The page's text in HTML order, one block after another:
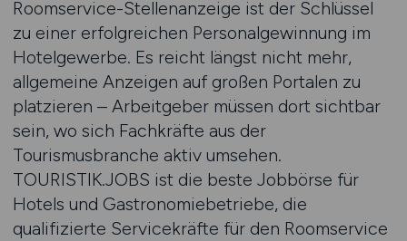
Roomservice-Stellenanzeige ist der Schlüssel
zu einer erfolgreichen Personalgewinnung im
Hotelgewerbe. Es reicht längst nicht mehr,
allgemeine Anzeigen auf großen Portalen zu
platzieren – Arbeitgeber müssen dort sichtbar
sein, wo sich Fachkräfte aus der
Tourismusbranche aktiv umsehen.
TOURISTIK.JOBS ist die beste Jobbörse für
Hotels und Gastronomiebetriebe, die
qualifizierte Servicekräfte für den Roomservice